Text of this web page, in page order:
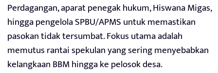
Perdagangan, aparat penegak hukum, Hiswana Migas,
hingga pengelola SPBU/APMS untuk memastikan
pasokan tidak tersumbat. Fokus utama adalah
memutus rantai spekulan yang sering menyebabkan
kelangkaan BBM hingga ke pelosok desa.